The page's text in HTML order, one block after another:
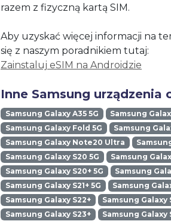
razem z fizyczną kartą SIM.
Aby uzyskać więcej informacji na
się z naszym poradnikiem tutaj:
Zainstaluj eSIM na Androidzie
Inne Samsung urządzenia
Samsung Galaxy A35 5G Samsung
Samsung Galaxy Fold 5G
Samsung
Samsung Galaxy Note20 Ultra
Samsung Galaxy S20 5G
Samsung
Samsung Galaxy S20+ 5G
Samsung
Samsung Galaxy S21+ 5G
Samsung
Samsung Galaxy S22+
Samsung Galaxy
Samsung Galaxy S23+
Samsung Galaxy